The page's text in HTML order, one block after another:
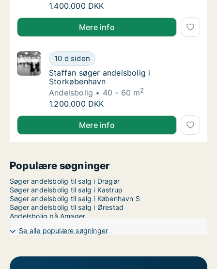
Barbara søger andelsbolig i Storkøbenhavn
1.400.000 DKK
Barbara søger andelsbolig i Storkøbenhavn eller
Mere info
Staffan søger andelsbolig i Storkøbenhavn
10 d siden
Staffan søger andelsbolig i Storkøbenhavn
Staffan søger andelsbolig i
Storkøbenhavn
Andelsbolig
40 - 60 m2
Staffan søger andelsbolig i Storkøbenhavn
1.200.000 DKK
Staffan søger andelsbolig i Storkøbenhavn
Mere info
Populære søgninger
Søger andelsbolig til salg i Dragør
Søger andelsbolig til salg i Kastrup
Søger andelsbolig til salg i København S
Søger andelsbolig til salg i Ørestad
Andelsbolig på Amager
Se alle populære søgninger